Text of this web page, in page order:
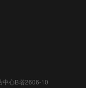
中心B塔2606-10